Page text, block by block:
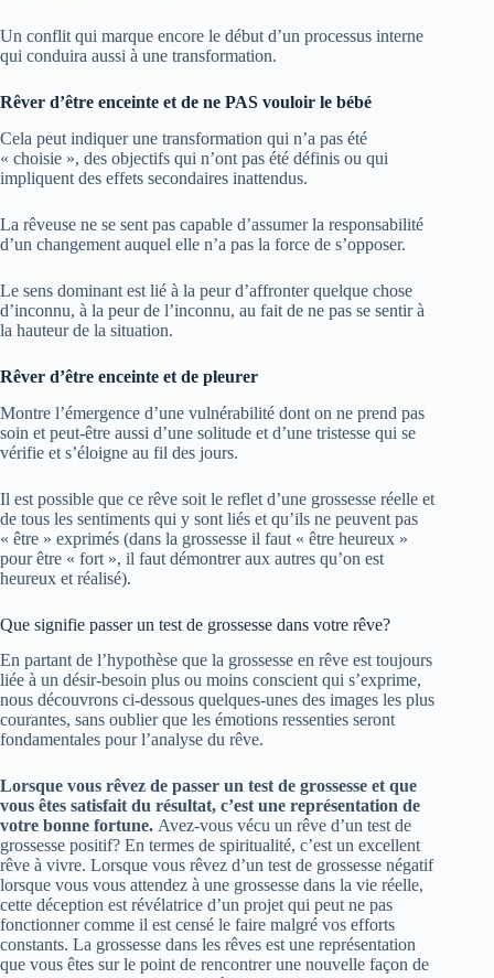
Un conflit qui marque encore le début d’un processus interne
qui conduira aussi à une transformation.
Rêver d’être enceinte et de ne PAS vouloir le bébé
Cela peut indiquer une transformation qui n’a pas été
« choisie », des objectifs qui n’ont pas été définis ou qui
impliquent des effets secondaires inattendus.
La rêveuse ne se sent pas capable d’assumer la responsabilité
d’un changement auquel elle n’a pas la force de s’opposer.
Le sens dominant est lié à la peur d’affronter quelque chose
d’inconnu, à la peur de l’inconnu, au fait de ne pas se sentir à
la hauteur de la situation.
Rêver d’être enceinte et de pleurer
Montre l’émergence d’une vulnérabilité dont on ne prend pas
soin et peut-être aussi d’une solitude et d’une tristesse qui se
vérifie et s’éloigne au fil des jours.
Il est possible que ce rêve soit le reflet d’une grossesse réelle et
de tous les sentiments qui y sont liés et qu’ils ne peuvent pas
« être » exprimés (dans la grossesse il faut « être heureux »
pour être « fort », il faut démontrer aux autres qu’on est
heureux et réalisé).
Que signifie passer un test de grossesse dans votre rêve?
En partant de l’hypothèse que la grossesse en rêve est toujours
liée à un désir-besoin plus ou moins conscient qui s’exprime,
nous découvrons ci-dessous quelques-unes des images les plus
courantes, sans oublier que les émotions ressenties seront
fondamentales pour l’analyse du rêve.
Lorsque vous rêvez de passer un test de grossesse et que
vous êtes satisfait du résultat, c’est une représentation de
votre bonne fortune. Avez-vous vécu un rêve d’un test de
grossesse positif? En termes de spiritualité, c’est un excellent
rêve à vivre. Lorsque vous rêvez d’un test de grossesse négatif
lorsque vous vous attendez à une grossesse dans la vie réelle,
cette déception est révélatrice d’un projet qui peut ne pas
fonctionner comme il est censé le faire malgré vos efforts
constants. La grossesse dans les rêves est une représentation
que vous êtes sur le point de rencontrer une nouvelle façon de